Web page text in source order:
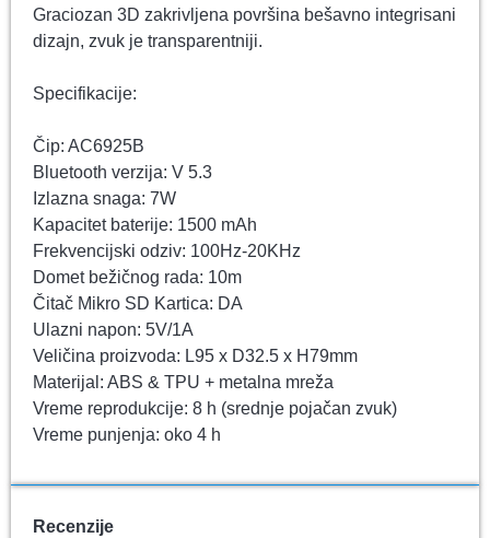
Graciozan 3D zakrivljena površina bešavno integrisani
dizajn, zvuk je transparentniji.
Specifikacije:
Čip: AC6925B
Bluetooth verzija: V 5.3
Izlazna snaga: 7W
Kapacitet baterije: 1500 mAh
Frekvencijski odziv: 100Hz-20KHz
Domet bežičnog rada: 10m
Čitač Mikro SD Kartica: DA
Ulazni napon: 5V/1A
Veličina proizvoda: L95 x D32.5 x H79mm
Materijal: ABS & TPU + metalna mreža
Vreme reprodukcije: 8 h (srednje pojačan zvuk)
Vreme punjenja: oko 4 h
Recenzije